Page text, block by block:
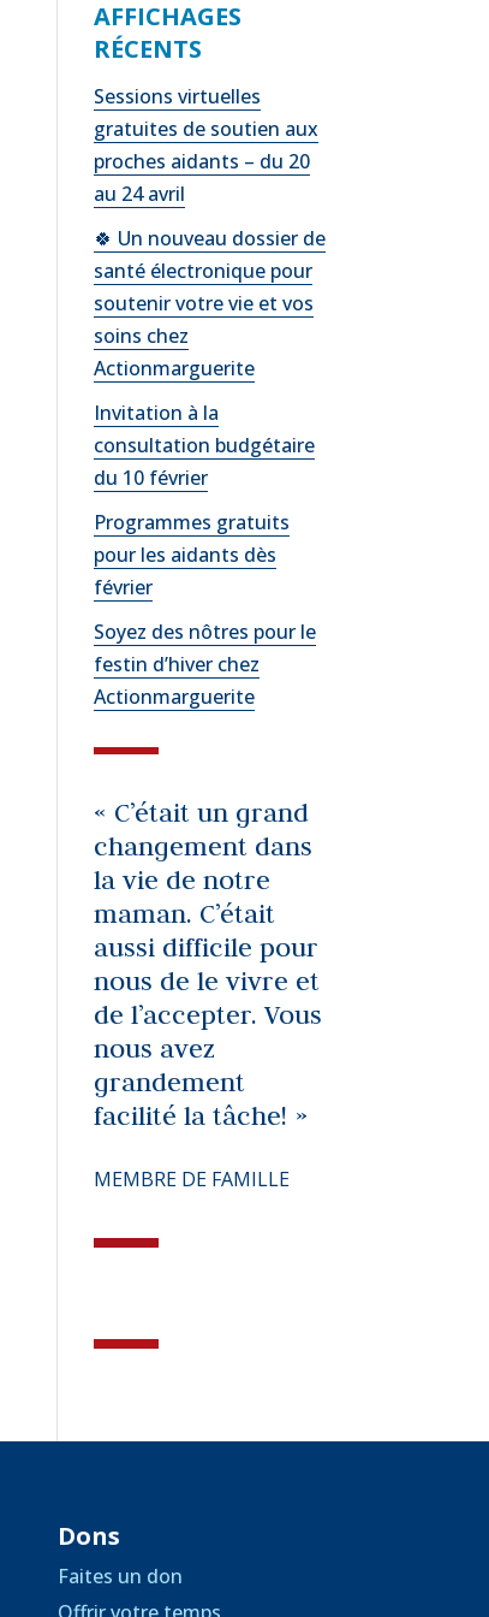
AFFICHAGES
RÉCENTS
Sessions virtuelles
gratuites de soutien aux
proches aidants – du 20
au 24 avril
🍀 Un nouveau dossier de
santé électronique pour
soutenir votre vie et vos
soins chez
Actionmarguerite
Invitation à la
consultation budgétaire
du 10 février
Programmes gratuits
pour les aidants dès
février
Soyez des nôtres pour le
festin d’hiver chez
Actionmarguerite
« C’était un grand
changement dans
la vie de notre
maman. C’était
aussi difficile pour
nous de le vivre et
de l’accepter. Vous
nous avez
grandement
facilité la tâche! »
MEMBRE DE FAMILLE
Dons
Faites un don
Offrir votre temps